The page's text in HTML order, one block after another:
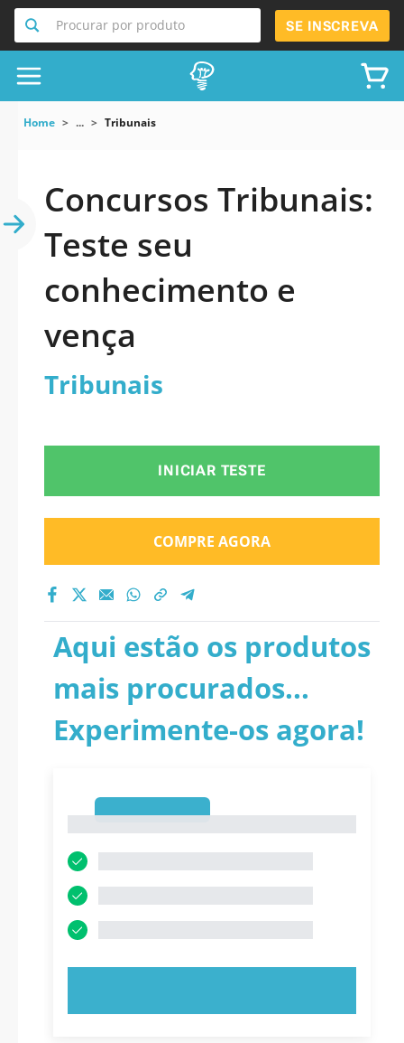
Procurar por produto SE INSCREVA
Home ... Tribunais
Concursos Tribunais:
Teste seu
conhecimento e
vença
Tribunais
INICIAR TESTE
COMPRE AGORA
Aqui estão os produtos
mais procurados...
Experimente-os agora!